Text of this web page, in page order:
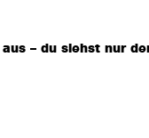
– du siehst nur